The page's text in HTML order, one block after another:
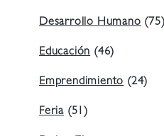
Desarrollo Humano(75)
Educación(46)
Emprendimiento(24)
Feria (51)